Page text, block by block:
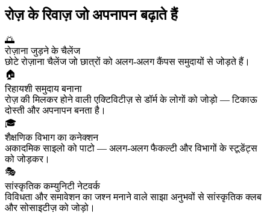
रोज़ के रिवाज़ जो अपनापन बढ़ाते हैं
🌅
रोज़ाना जुड़ने के चैलेंज
छोटे रोज़ाना चैलेंज जो छात्रों को अलग‑अलग कैंपस समुदायों से जोड़ते हैं।
🏠
रिहायशी समुदाय बनाना
रोज़ की मिलकर होने वाली एक्टिविटीज़ से डॉर्म के लोगों को जोड़ो — टिकाऊ
दोस्ती और अपनापन बनता है।
🎓
शैक्षणिक विभाग का कनेक्शन
अकादमिक साइलो को पाटो — अलग‑अलग फैकल्टी और विभागों के स्टूडेंट्स
को जोड़कर।
🎭
सांस्कृतिक कम्युनिटी नेटवर्क
विविधता और समावेशन का जश्न मनाने वाले साझा अनुभवों से सांस्कृतिक क्लब
और सोसाइटीज़ को जोड़ो।